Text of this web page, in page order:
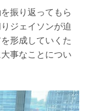
振り返ってもら
ジェイソンが迫
形成していくた
事なことについ